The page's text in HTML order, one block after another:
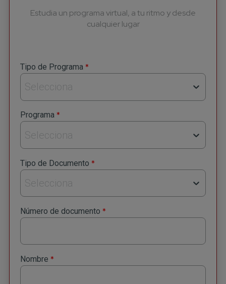
Estudia un programa virtual, a tu ritmo y desde
cualquier lugar
Tipo de Programa *
Selecciona
Programa *
Selecciona
Tipo de Documento *
Selecciona
Número de documento *
Nombre *